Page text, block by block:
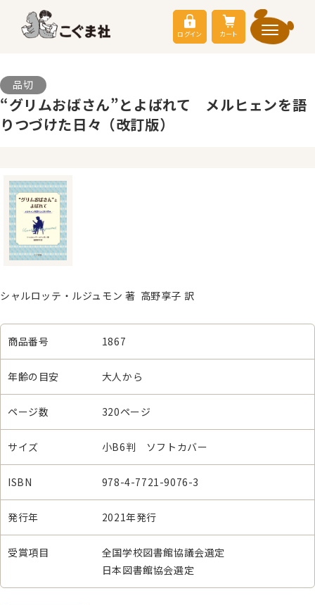
ログイン カート
品切
“グリムおばさん”とよばれて メルヒェンを語
りつづけた日々（改訂版）
シャルロッテ・ルジュモン 著 高野享子 訳
商品番号 1867
年齢の目安 大人から
ページ数 320ページ
サイズ 小B6判 ソフトカバー
ISBN 978-4-7721-9076-3
発行年 2021年発行
受賞項目
全国学校図書館協議会選定
日本図書館協会選定